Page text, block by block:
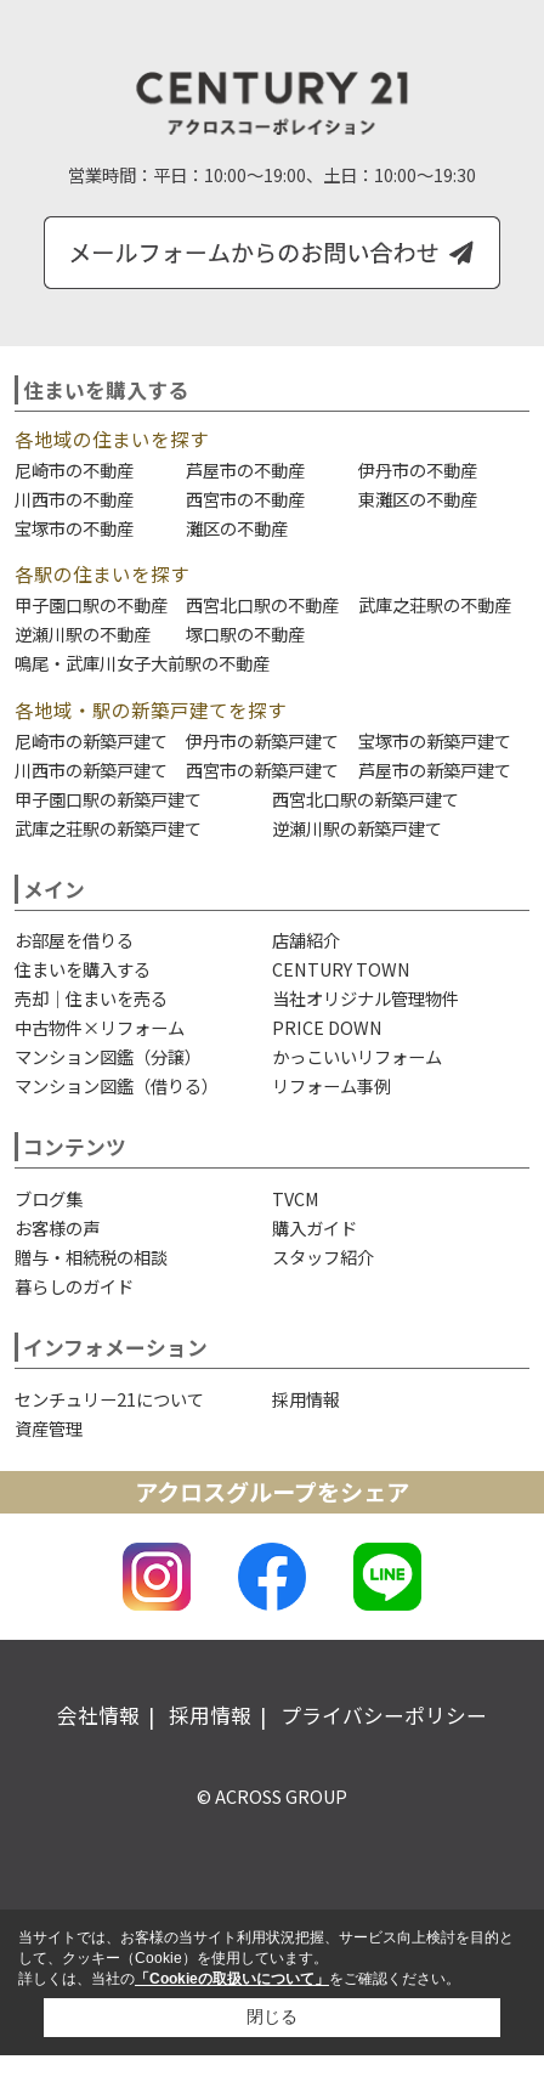
営業時間： 平日：10:00～19:00、土日：10:00～19:30
住まいを購入する
各地域の住まいを探す
尼崎市の不動産 芦屋市の不動産
伊丹市の不動産
川西市の不動産
西宮市の不動産
東灘区の不動産
宝塚市の不動産
灘区の不動産
各駅の住まいを探す
甲子園口駅の不動産 西宮北口駅の不動産
武庫之荘駅の不動産
逆瀬川駅の不動産
塚口駅の不動産
鳴尾・武庫川女子大前駅の不動産
各地域・駅の新築戸建てを探す
尼崎市の新築戸建て 伊丹市の新築戸建て
宝塚市の新築戸建て
川西市の新築戸建て
西宮市の新築戸建て
芦屋市の新築戸建て
甲子園口駅の新築戸建て
西宮北口駅の新築戸建て
武庫之荘駅の新築戸建て
逆瀬川駅の新築戸建て
メイン
お部屋を借りる
店舗紹介
住まいを購入する
CENTURY TOWN
売却｜住まいを売る
当社オリジナル管理物件
中古物件×リフォーム
PRICE DOWN
マンション図鑑（分譲）
かっこいいリフォーム
マンション図鑑（借りる）
リフォーム事例
コンテンツ
ブログ集
TVCM
お客様の声
購入ガイド
贈与・相続税の相談
スタッフ紹介
暮らしのガイド
インフォメーション
センチュリー21について
採用情報
資産管理
アクロスグループをシェア
会社情報 採用情報 プライバシーポリシー
© ACROSS GROUP
当サイトでは、お客様の当サイト利用状況把握、サービス向上検討を目的と
して、クッキー（Cookie）を使用しています。
詳しくは、当社の 「Cookieの取扱いについて」 をご確認ください。
閉じる